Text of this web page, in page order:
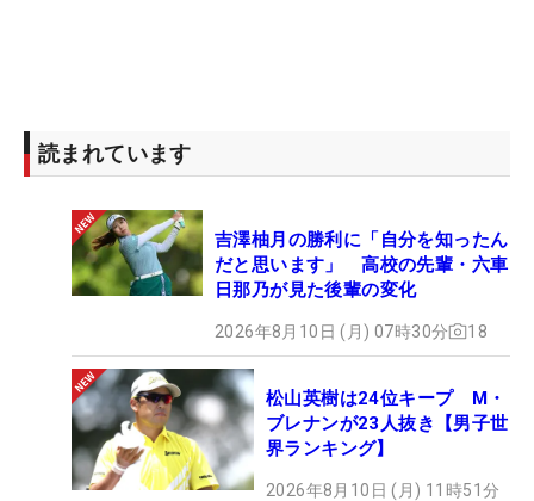
読まれています
吉澤柚月の勝利に「自分を知ったん
だと思います」 高校の先輩・六車
日那乃が見た後輩の変化
2026年8月10日 (月) 07時30分 18
松山英樹は24位キープ M・
ブレナンが23人抜き【男子世
界ランキング】
2026年8月10日 (月) 11時51分